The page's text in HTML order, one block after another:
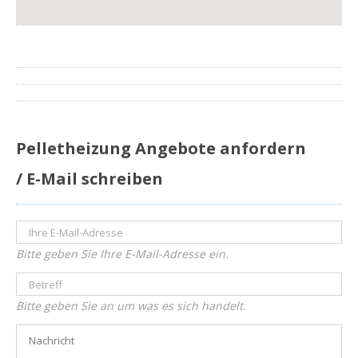
Pelletheizung Angebote anfordern
/ E-Mail schreiben
Bitte geben Sie Ihre E-Mail-Adresse ein.
Bitte geben Sie an um was es sich handelt.